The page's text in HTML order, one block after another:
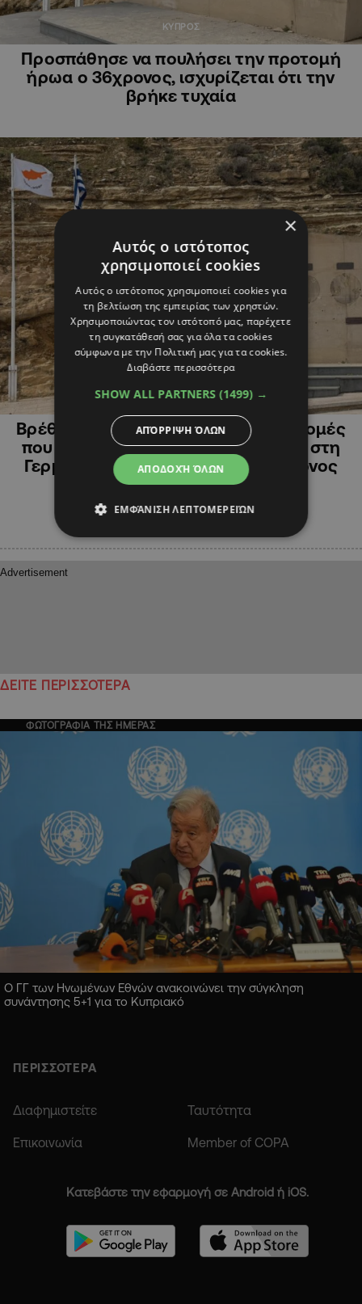
ΚΥΠΡΟΣ
Προσπάθησε να πουλήσει την προτομή
ήρωα ο 36χρονος, ισχυρίζεται ότι την
βρήκε τυχαία
ΚΥΠΡΟΣ
Βρέθηκε μια από τις τέσσερις προτομές
που κλάπηκαν από μνημείο ηρώων στη
Γερμασόγεια, με χειροπέδες 36χρονος
ΔΕΙΤΕ ΠΕΡΙΣΣΟΤΕΡΑ
ΦΩΤΟΓΡΑΦΙΑ ΤΗΣ ΗΜΕΡΑΣ
Ο ΓΓ των Ηνωμένων Εθνών ανακοινώνει την σύγκληση
συνάντησης 5+1 για το Κυπριακό
ΠΕΡΙΣΣΟΤΕΡΑ
Διαφημιστείτε Ταυτότητα
Επικοινωνία Member of COPA
Κατεβάστε την εφαρμογή σε Android ή iOS.
×
Αυτός ο ιστότοπος
χρησιμοποιεί cookies
Αυτός ο ιστότοπος χρησιμοποιεί cookies για
τη βελτίωση της εμπειρίας των χρηστών.
Χρησιμοποιώντας τον ιστότοπό μας, παρέχετε
τη συγκατάθεσή σας για όλα τα cookies
σύμφωνα με την Πολιτική μας για τα cookies.
Διαβάστε περισσότερα
SHOW ALL PARTNERS (1499) →
ΑΠΟΔΟΧΉ ΌΛΩΝ
ΑΠΌΡΡΙΨΗ ΌΛΩΝ
ΕΜΦΆΝΙΣΗ ΛΕΠΤΟΜΕΡΕΙΏΝ